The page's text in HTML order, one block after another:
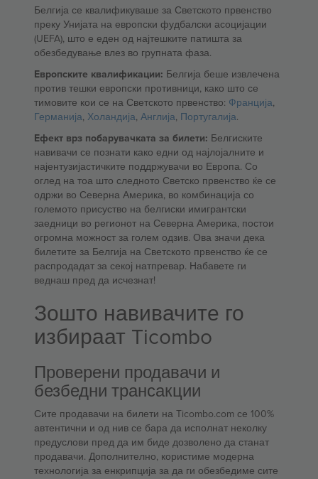
Белгија се квалификуваше за Светското првенство
преку Унијата на европски фудбалски асоцијации
(UEFA), што е еден од најтешките патишта за
обезбедување влез во групната фаза.
Европските квалификации: Белгија беше извлечена
против тешки европски противници, како што се
тимовите кои се на Светското првенство: Франција,
Германија, Холандија, Англија, Португалија.
Ефект врз побарувачката за билети: Белгиските
навивачи се познати како едни од најлојалните и
најентузијастичките поддржувачи во Европа. Со
оглед на тоа што следното Светско првенство ќе се
одржи во Северна Америка, во комбинација со
големото присуство на белгиски имигрантски
заедници во регионот на Северна Америка, постои
огромна можност за голем одзив. Ова значи дека
билетите за Белгија на Светското првенство ќе се
распродадат за секој натпревар. Набавете ги
веднаш пред да исчезнат!
Зошто навивачите го
избираат Ticombo
Проверени продавачи и
безбедни трансакции
Сите продавачи на билети на Ticombo.com се 100%
автентични и од нив се бара да исполнат неколку
предуслови пред да им биде дозволено да станат
продавачи. Дополнително, користиме модерна
технологија за енкрипција за да ги обезбедиме сите